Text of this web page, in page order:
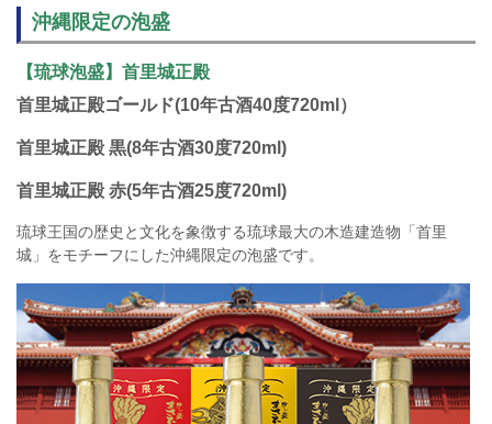
沖縄限定の泡盛
【琉球泡盛】首里城正殿
首里城正殿ゴールド(10年古酒40度720ml）
首里城正殿 黒(8年古酒30度720ml)
首里城正殿 赤(5年古酒25度720ml)
琉球王国の歴史と文化を象徴する琉球最大の木造建造物「首里
城」をモチーフにした沖縄限定の泡盛です。